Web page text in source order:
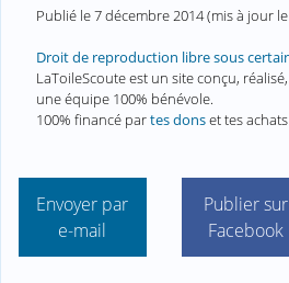
Publié le7 décembre 2014(mis à jour le
Droit de reproduction libre sous
LaToileScoute est un site conçu,
une équipe 100% bénévole.
100% financé partes donset tes
Envoyer par
e-mail
Publier sur
Facebook